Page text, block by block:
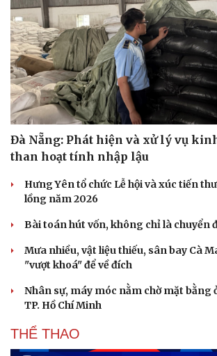
Đà Nẵng: Phát hiện và xử lý vụ
than hoạt tính nhập lậu
Hưng Yên tổ chức Lễ hội và xúc tiến
lồng năm 2026
Bài toán hút vốn, không chỉ là chuyển
Mưa nhiều, vật liệu thiếu, sân bay Cà
"vượt khoá" để về đích
Nhân sự, máy móc nằm chờ mặt bằng
TP. Hồ Chí Minh
THỂ THAO